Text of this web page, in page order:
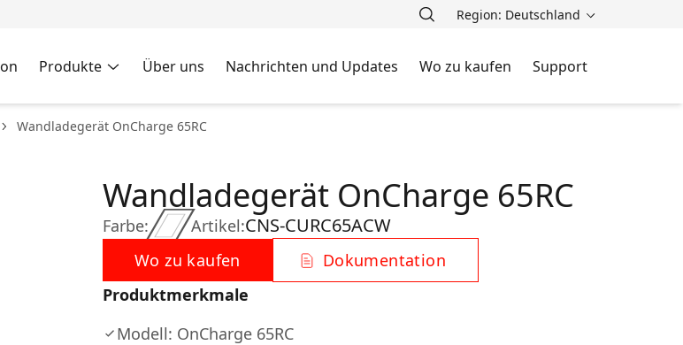
Region: Deutschland
Produkte Über uns Nachrichten und Updates Wo zu kaufen Support
Wandladegerät OnCharge 65RC
Farbe:
Wandladegerät OnCharge 65RC
Artikel:CNS-CURC65ACW
Wo zu kaufen
Dokumentation
Produktmerkmale
Modell: OnCharge 65RC